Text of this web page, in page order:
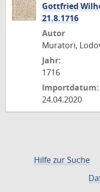
Gottfried
21.8.1716
Autor
Muratori,
Jahr:
1716
Importdatum:
24.04.2020
Hilfe zur Suche